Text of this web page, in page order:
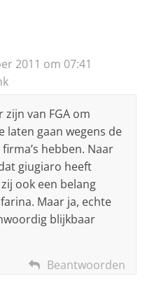
2011 om 07:41
van FGA om
gaan wegens de
hebben. Naar
giugiaro heeft
ook een belang
Maar ja, echte
blijkbaar
Beantwoorden